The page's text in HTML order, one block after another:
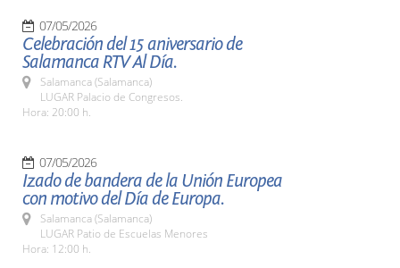
07/05/2026
Celebración del 15 aniversario de
Salamanca RTV Al Día.
Salamanca (Salamanca)
LUGAR Palacio de Congresos.
Hora: 20:00 h.
07/05/2026
Izado de bandera de la Unión Europea
con motivo del Día de Europa.
Salamanca (Salamanca)
LUGAR Patio de Escuelas Menores
Hora: 12:00 h.